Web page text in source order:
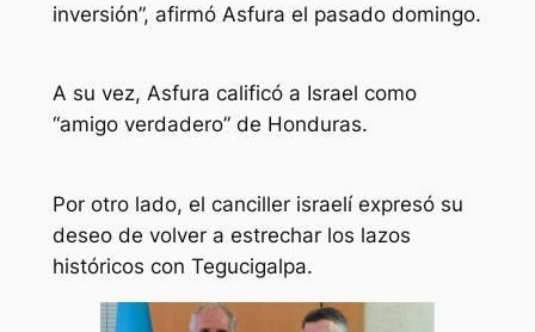
inversión”, afirmó Asfura el pasado domingo.
A su vez, Asfura calificó a Israel como
“amigo verdadero” de Honduras.
Por otro lado, el canciller israelí expresó su
deseo de volver a estrechar los lazos
históricos con Tegucigalpa.